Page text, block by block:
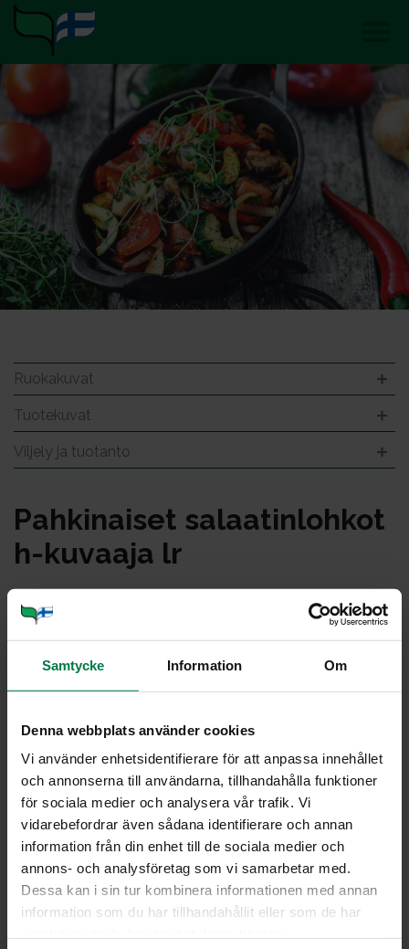
Samtycke Information Om
Denna webbplats använder cookies
Vi använder enhetsidentifierare för att anpassa innehållet
och annonserna till användarna, tillhandahålla funktioner
för sociala medier och analysera vår trafik. Vi
vidarebefordrar även sådana identifierare och annan
information från din enhet till de sociala medier och
annons- och analysföretag som vi samarbetar med.
Dessa kan i sin tur kombinera informationen med annan
information som du har tillhandahållit eller som de har
Ruokakuvat
Tuotekuvat
Viljely ja tuotanto
Pah­ki­nai­set sa­laa­tin­loh­kot
h-ku­vaa­ja lr
Kuvan on ottanut Laura Riihelä